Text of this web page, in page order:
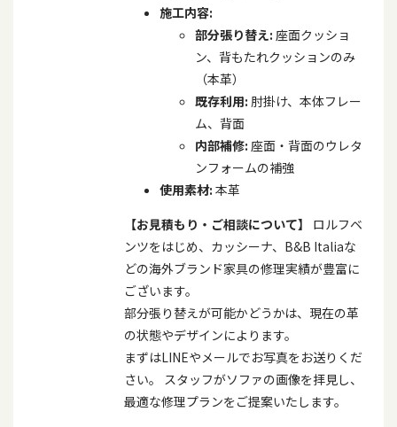
施工内容:
部分張り替え: 座面クッショ
ン、背もたれクッションのみ
（本革）
既存利用: 肘掛け、本体フレー
ム、背面
内部補修: 座面・背面のウレタ
ンフォームの補強
使用素材: 本革
【お見積もり・ご相談について】
ロルフベ
ンツをはじめ、カッシーナ、 B&B Italiaな
どの海外ブランド家具の修理実績が豊富に
ございます。
部分張り替えが可能かどうかは、現在の革
の状態やデザインによります。
まずはLINEやメールでお写真をお送りくだ
さい。 スタッフがソファの画像を拝見し、
最適な修理プランをご提案いたします。